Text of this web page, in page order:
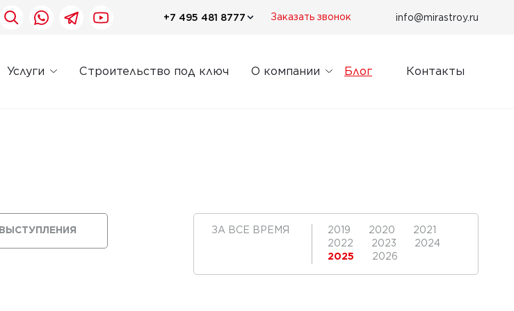
+7 495 481 8777 Заказать звонок info@mirastroy.ru
Услуги Строительство под ключ О компании Блог Контакты
ВЫСТУПЛЕНИЯ ЗА ВСЕ ВРЕМЯ 2019 2020
2021
2022
2023
2024
2025
2026